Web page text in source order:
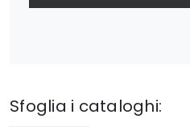
Sfoglia i cataloghi: